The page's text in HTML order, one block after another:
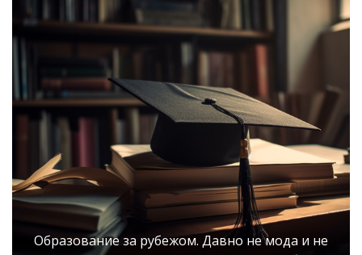
Образование за рубежом. Давно не мода и не